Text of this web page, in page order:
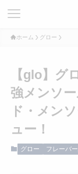
ホーム グロー
【glo】グ
強メンソ
ド・メン
ュー！
グロー フレーバ